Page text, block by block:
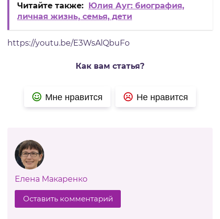
Читайте также:
Юлия Ауг: биография,
личная жизнь, семья, дети
https://youtu.be/E3WsAlQbuFo
Как вам статья?
Мне нравится Не нравится
Елена Макаренко
Оставить комментарий